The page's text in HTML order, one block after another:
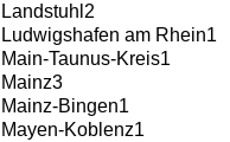
Landstuhl 2
Ludwigshafen am Rhein1
Main-Taunus-Kreis1
Mainz3
Mainz-Bingen1
Mayen-Koblenz1